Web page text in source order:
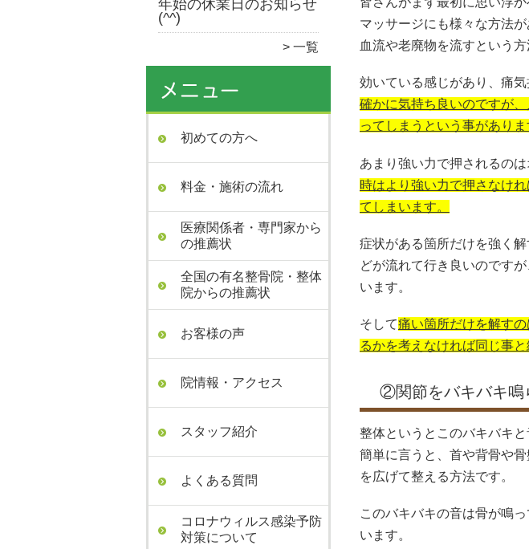
年始の休業日のお知らせ
(^^)
一覧
初めての方へ
料金・施術の流れ
医療関係者・専門家から
の推薦状
全国の有名整骨院・整体
院からの推薦状
お客様の声
院情報・アクセス
スタッフ紹介
よくある質問
コロナウィルス感染予防
対策について
マッサージにも様々な方法
血流や老廃物を流すという方
効いている感じがあり、痛
確かに気持ち良いのですが
ってしまうという事がありま
あまり強い力で押されるのは
時はより強い力で押さなけ
てしまいます。
症状がある箇所だけを強く
どが流れて行き良いのです
います。
そして痛い箇所だけを解す
るかを考えなければ同じ事
②関節をバキバキ鳴
整体というとこのバキバキ
簡単に言うと、首や背骨や
を広げて整える方法です。
このバキバキの音は骨が鳴
います。